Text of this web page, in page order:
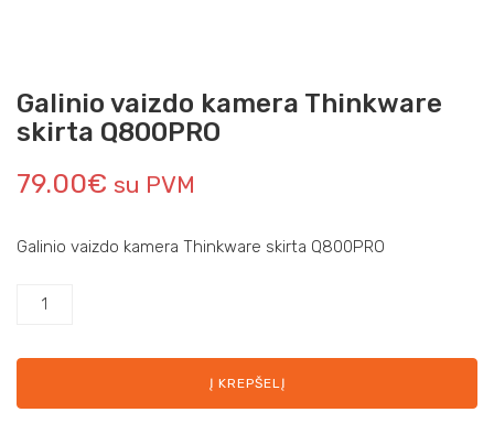
Galinio vaizdo kamera Thinkware
skirta Q800PRO
79.00€ su PVM
Galinio vaizdo kamera Thinkware skirta Q800PRO
Į KREPŠELĮ